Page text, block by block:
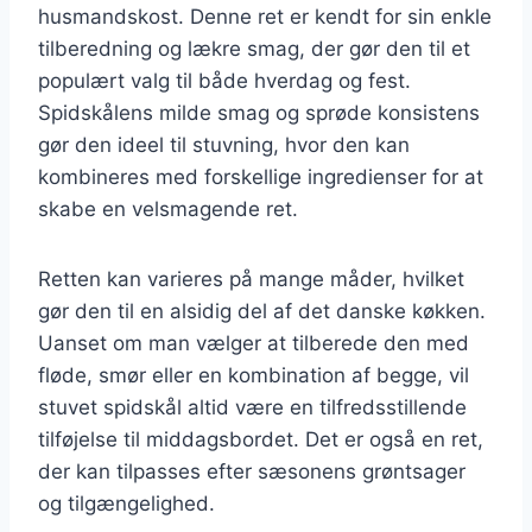
husmandskost. Denne ret er kendt for sin enkle
tilberedning og lækre smag, der gør den til et
populært valg til både hverdag og fest.
Spidskålens milde smag og sprøde konsistens
gør den ideel til stuvning, hvor den kan
kombineres med forskellige ingredienser for at
skabe en velsmagende ret.
Retten kan varieres på mange måder, hvilket
gør den til en alsidig del af det danske køkken.
Uanset om man vælger at tilberede den med
fløde, smør eller en kombination af begge, vil
stuvet spidskål altid være en tilfredsstillende
tilføjelse til middagsbordet. Det er også en ret,
der kan tilpasses efter sæsonens grøntsager
og tilgængelighed.